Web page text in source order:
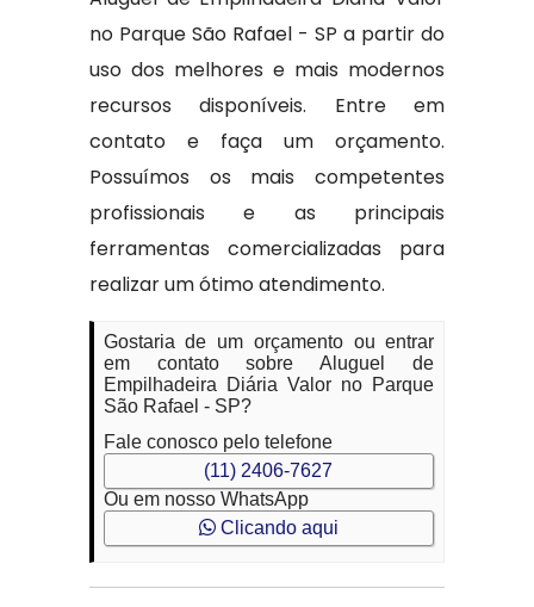
no Parque São Rafael - SP a partir do
uso dos melhores e mais modernos
recursos disponíveis. Entre em
contato e faça um orçamento.
Possuímos os mais competentes
profissionais e as principais
ferramentas comercializadas para
realizar um ótimo atendimento.
Gostaria de um orçamento ou entrar
em contato sobre Aluguel de
Empilhadeira Diária Valor no Parque
São Rafael - SP?
Fale conosco pelo telefone
(11) 2406-7627
Ou em nosso WhatsApp
Clicando aqui